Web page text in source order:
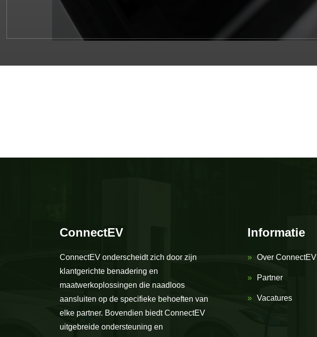
ConnectEV
ConnectEV onderscheidt zich door zijn
klantgerichte benadering en
maatwerkoplossingen die naadloos
aansluiten op de specifieke behoeften van
elke partner. Bovendien biedt ConnectEV
uitgebreide ondersteuning en
Informatie
Over ConnectEV
Partner
Vacatures